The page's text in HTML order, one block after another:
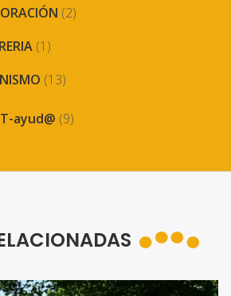
(2)
(1)
(13)
ayud@ (9)